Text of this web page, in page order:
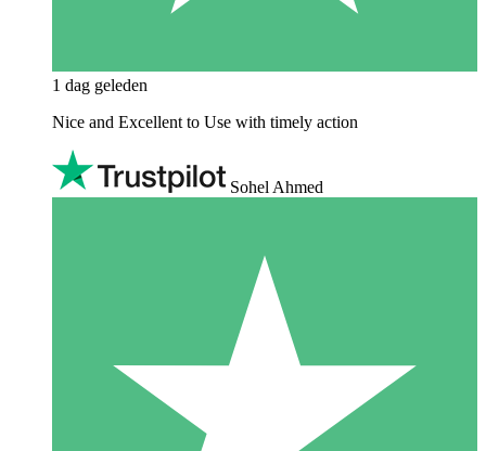
1 dag geleden
Nice and Excellent to Use with timely action
Sohel Ahmed